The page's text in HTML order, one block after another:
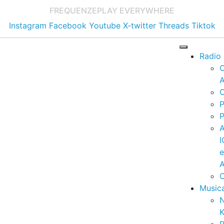
FREQUENZEPLAY EVERYWHERE
Instagram Facebook Youtube X-twitter Threads Tiktok
Radio
e